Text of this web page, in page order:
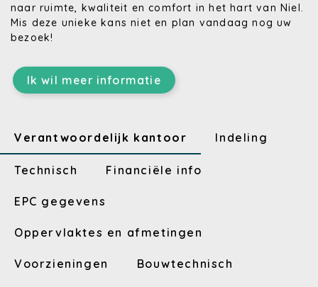
naar ruimte, kwaliteit en comfort in het hart van Niel.
Mis deze unieke kans niet en plan vandaag nog uw
bezoek!
Ik wil meer informatie
Verantwoordelijk kantoor Indeling
Technisch Financiële info
EPC gegevens
Oppervlaktes en afmetingen
Voorzieningen Bouwtechnisch